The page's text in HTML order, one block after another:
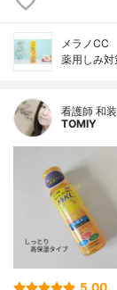
メラノCC
薬用しみ
看護師 和
TOMIY